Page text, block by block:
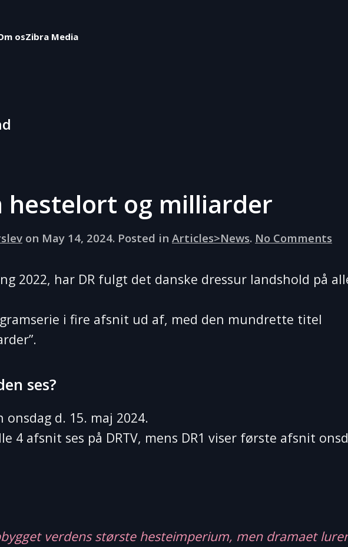
osZibra Media
hestelort og milliarder
on May 14, 2024. Posted in Articles>News. No Commentson
2022, har DR fulgt det danske dressur landshold på
i fire afsnit ud af, med den mundrette titel
ses?
d. 15. maj 2024.
4 afsnit ses på DRTV, mens DR1 viser første afsnit
verdens største hesteimperium, men dramaet lurer